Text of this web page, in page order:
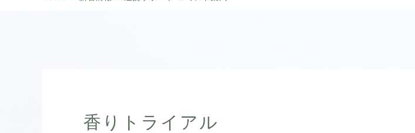
香りトライアル